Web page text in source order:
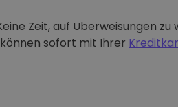
Zeit, auf Überweisungen zu
können sofort mit Ihrer